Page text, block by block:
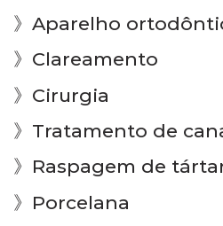
》Aparelho
》Clareamento
》Cirurgia
》Tratamento de
》Raspagem de
》Porcelana